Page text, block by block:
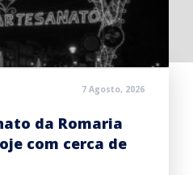
7 Agosto, 2026
da Romaria
com cerca de